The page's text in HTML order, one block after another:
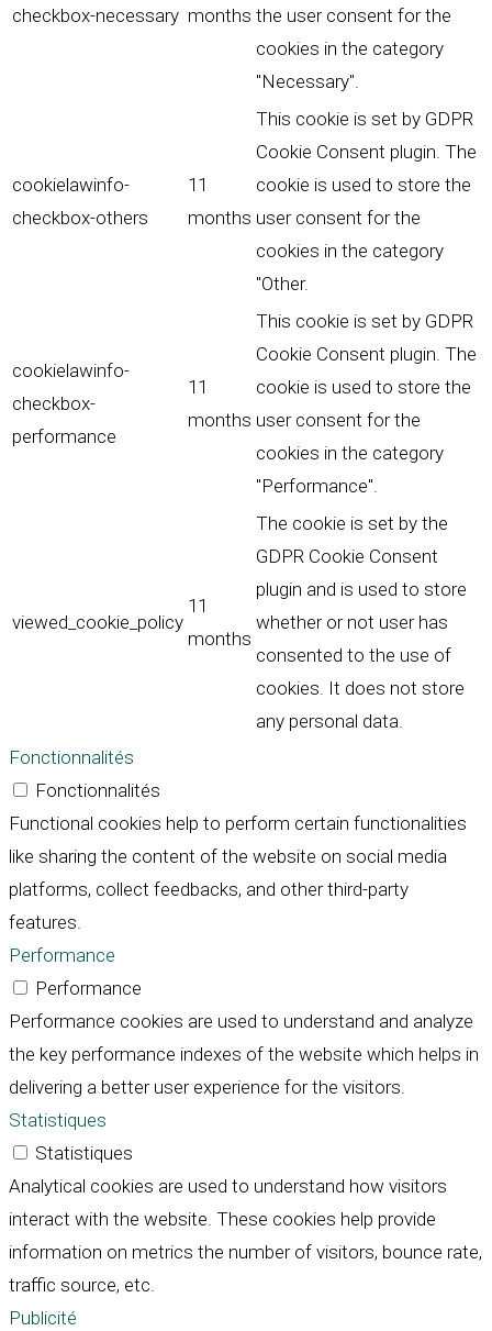
checkbox-necessary months the user consent for the
cookies in the category
"Necessary".
cookielawinfo-
checkbox-others
11
months
This cookie is set by GDPR
Cookie Consent plugin. The
cookie is used to store the
user consent for the
cookies in the category
"Other.
cookielawinfo-
checkbox-
performance
11
months
This cookie is set by GDPR
Cookie Consent plugin. The
cookie is used to store the
user consent for the
cookies in the category
"Performance".
viewed_cookie_policy
11
months
The cookie is set by the
GDPR Cookie Consent
plugin and is used to store
whether or not user has
consented to the use of
cookies. It does not store
any personal data.
Fonctionnalités
Fonctionnalités
Functional cookies help to perform certain functionalities
like sharing the content of the website on social media
platforms, collect feedbacks, and other third-party
features.
Performance
Performance
Performance cookies are used to understand and analyze
the key performance indexes of the website which helps in
delivering a better user experience for the visitors.
Statistiques
Statistiques
Analytical cookies are used to understand how visitors
interact with the website. These cookies help provide
information on metrics the number of visitors, bounce rate,
traffic source, etc.
Publicité